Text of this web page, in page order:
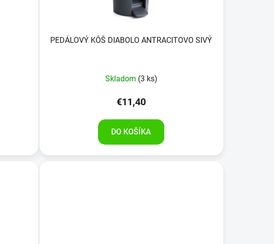
PEDÁLOVÝ KÔŠ DIABOLO ANTRACITOVO SIVÝ
Skladom (3 ks)
€11,40
DO KOŠÍKA